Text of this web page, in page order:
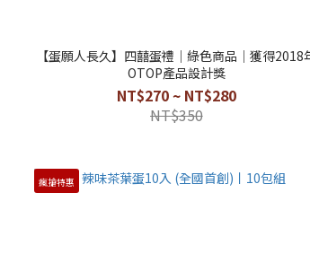
【蛋願人長久】四囍蛋禮｜綠色商品｜獲得2018
OTOP產品設計獎
NT$270 ~ NT$280
NT$350
瘋搶特惠